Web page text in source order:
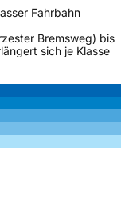
Fahrbahn
Bremsweg) bis
sich je Klasse